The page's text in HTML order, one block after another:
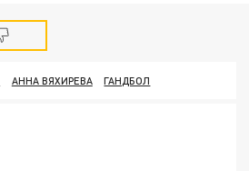
АННА ВЯХИРЕВА ГАНДБОЛ